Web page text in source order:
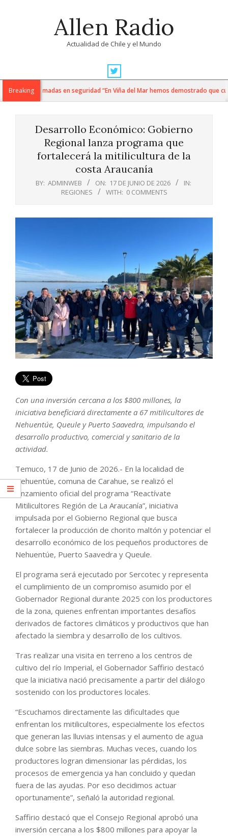
Allen Radio
Actualidad de Chile y el Mundo
Navigation
MenuBreakingarmadas en seguridad “En Viña del Mar hemos demostrado que
Desarrollo Económico: Gobierno
Regional lanza programa que
fortalecerá la mitilicultura de la
costa Araucanía
BY: ADMINWEB ON: 17 DE JUNIO DE 2026
IN:
REGIONES
WITH: 0 COMMENTS
Con una inversión cercana a los $800 millones, la
iniciativa beneficiará directamente a 67 mitilicultores de
Nehuentúe, Queule y Puerto Saavedra, impulsando el
desarrollo productivo, comercial y sanitario de la
actividad.
Temuco, 17 de Junio de 2026.- En la localidad de
Nehuentúe, comuna de Carahue, se realizó el
lanzamiento oficial del programa “Reactívate
Mitilicultores Región de La Araucanía”, iniciativa
impulsada por el Gobierno Regional que busca
fortalecer la producción de chorito maltón y potenciar el
desarrollo económico de los pequeños productores de
Nehuentúe, Puerto Saavedra y Queule.
El programa será ejecutado por Sercotec y representa
el cumplimiento de un compromiso asumido por el
Gobernador Regional durante 2025 con los productores
de la zona, quienes enfrentan importantes desafíos
derivados de factores climáticos y productivos que han
afectado la siembra y desarrollo de los cultivos.
Tras realizar una visita en terreno a los centros de
cultivo del río Imperial, el Gobernador Saffirio destacó
que la iniciativa nació precisamente a partir del diálogo
sostenido con los productores locales.
“Escuchamos directamente las dificultades que
enfrentan los mitilicultores, especialmente los efectos
que generan las lluvias intensas y el aumento de agua
dulce sobre las siembras. Muchas veces, cuando los
productores logran dimensionar las pérdidas, los
procesos de emergencia ya han concluido y quedan
fuera de las ayudas. Por eso decidimos actuar
oportunamente”, señaló la autoridad regional.
Saffirio destacó que el Consejo Regional aprobó una
inversión cercana a los $800 millones para apoyar la